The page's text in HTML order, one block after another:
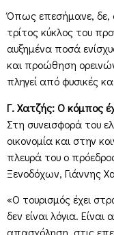
Όπως επεσήμανε, δε,
τρίτος κύκλος του
αυξημένα ποσά
και προώθηση
πληγεί από φυσικές
Γ. Χατζής: Ο κόμπος
Στη συνεισφορά του
οικονομία και στην
πλευρά του ο
Ξενοδόχων, Γιάννης
«Ο τουρισμός έχει
δεν είναι λόγια.
απασχόληση, στις